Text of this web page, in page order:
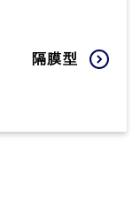
隔膜型